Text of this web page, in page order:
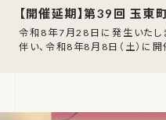
【開催延期】第39回 玉東
令和8年7月28日に発生いたし
伴い、令和8年8月8日（土）に